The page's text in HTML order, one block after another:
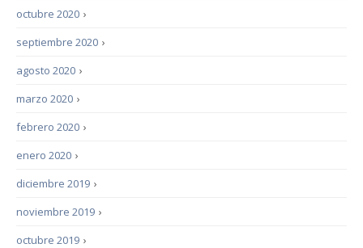
›
octubre 2020
›
septiembre 2020
›
agosto 2020
›
marzo 2020
›
febrero 2020
›
enero 2020
›
diciembre 2019
›
noviembre 2019
›
octubre 2019